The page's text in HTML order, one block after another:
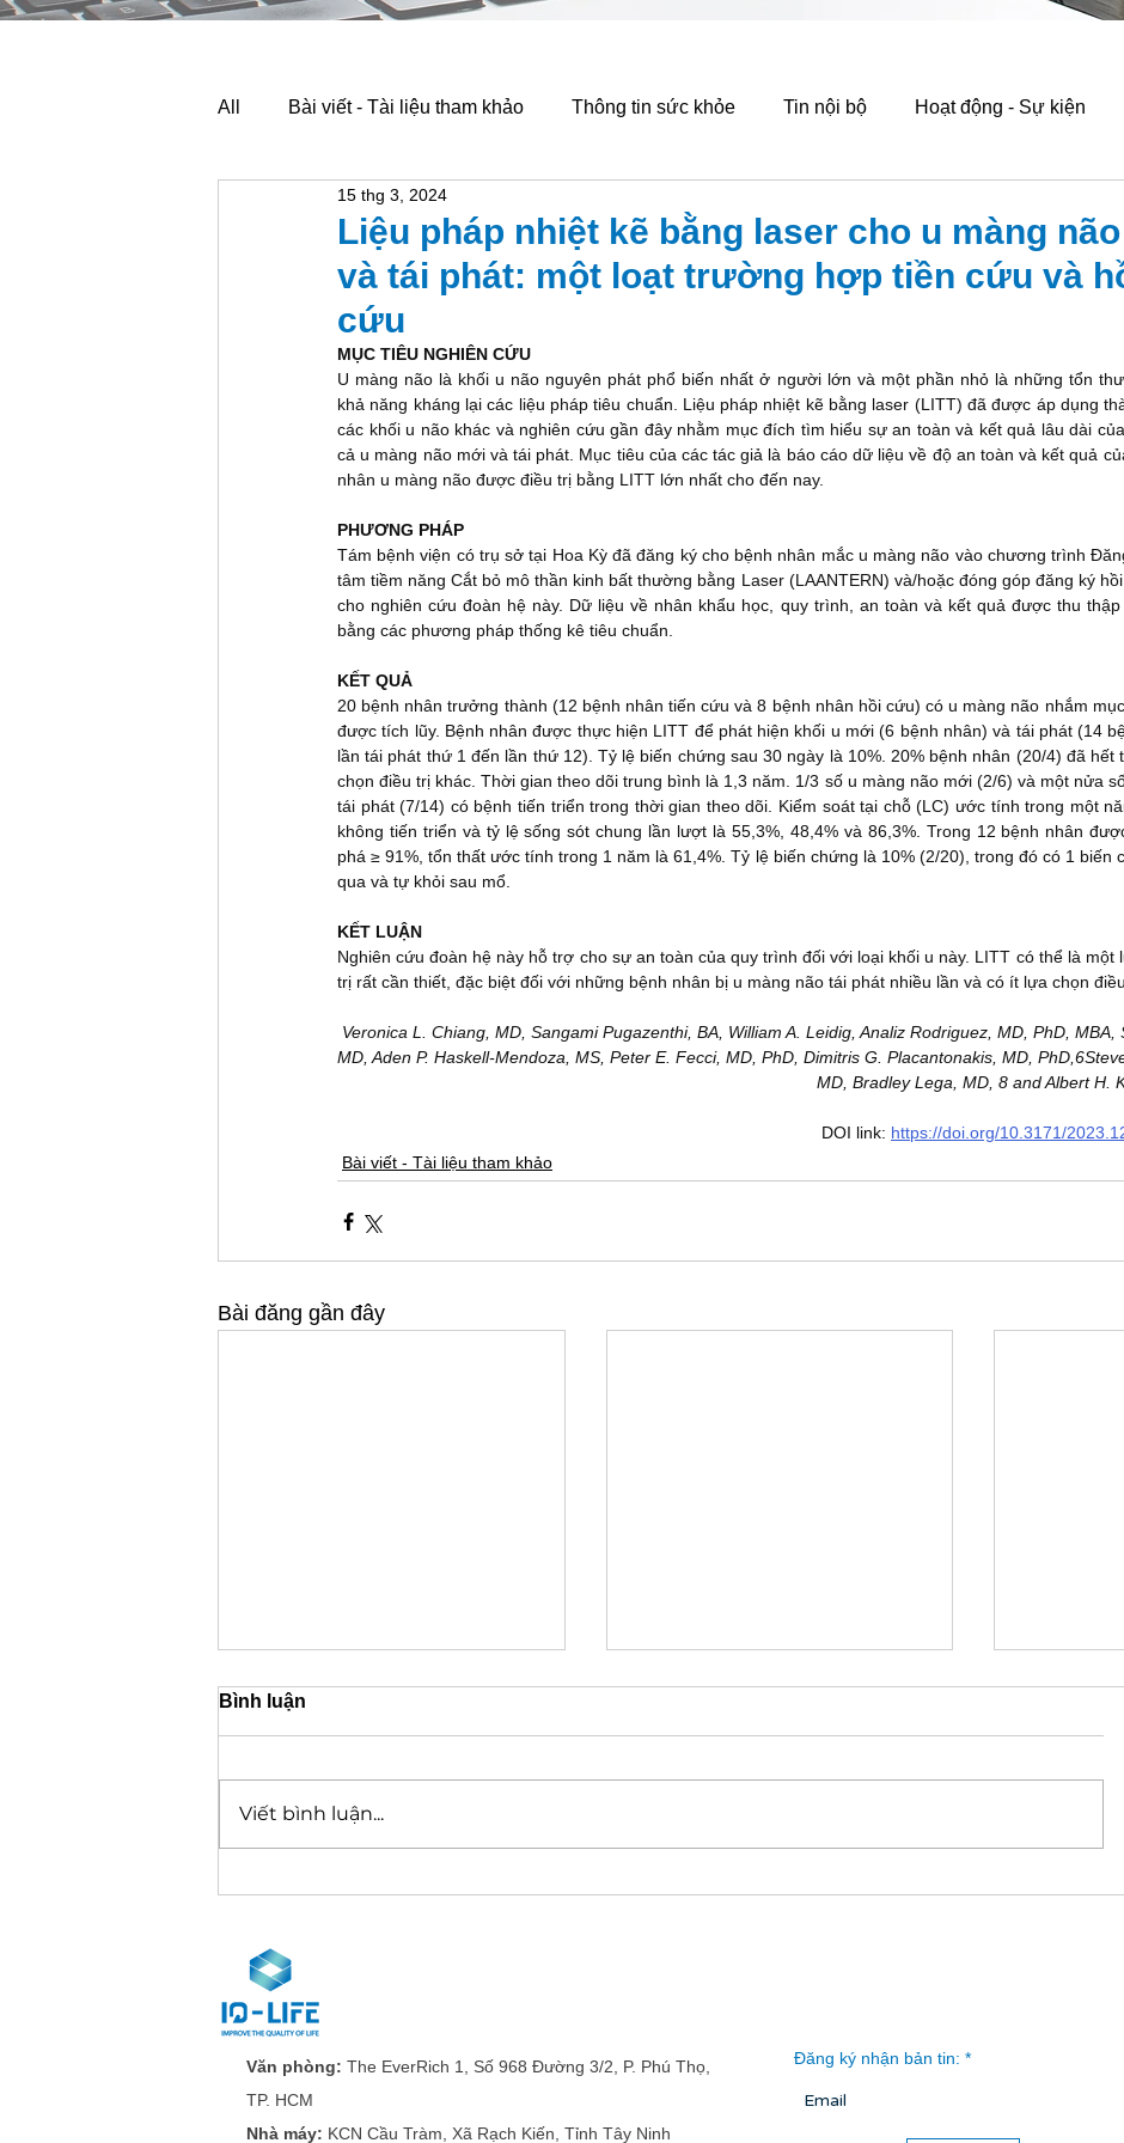
All Bài viết - Tài liệu tham khảo Thông tin sức khỏe Tin nội bộ Hoạt động - Sự kiện
Liệu pháp nhiệt kẽ bằng laser cho u màng
và tái phát: một loạt trường hợp tiền cứu và
cứu
15 thg 3, 2024
MỤC TIÊU NGHIÊN CỨU
U màng não là khối u não nguyên phát phổ biến nhất ở người lớn và một phần nhỏ là những tổn
khả năng kháng lại các liệu pháp tiêu chuẩn. Liệu pháp nhiệt kẽ bằng laser (LITT) đã được áp dụng
các khối u não khác và nghiên cứu gần đây nhằm mục đích tìm hiểu sự an toàn và kết quả lâu dài
cả u màng não mới và tái phát. Mục tiêu của các tác giả là báo cáo dữ liệu về độ an toàn và kết quả
nhân u màng não được điều trị bằng LITT lớn nhất cho đến nay.
PHƯƠNG PHÁP
Tám bệnh viện có trụ sở tại Hoa Kỳ đã đăng ký cho bệnh nhân mắc u màng não vào chương trình
tâm tiềm năng Cắt bỏ mô thần kinh bất thường bằng Laser (LAANTERN) và/hoặc đóng góp đăng ký
cho nghiên cứu đoàn hệ này. Dữ liệu về nhân khẩu học, quy trình, an toàn và kết quả được thu
bằng các phương pháp thống kê tiêu chuẩn.
KẾT QUẢ
20 bệnh nhân trưởng thành (12 bệnh nhân tiến cứu và 8 bệnh nhân hồi cứu) có u màng não nhắm
được tích lũy. Bệnh nhân được thực hiện LITT để phát hiện khối u mới (6 bệnh nhân) và tái phát (14
lần tái phát thứ 1 đến lần thứ 12). Tỷ lệ biến chứng sau 30 ngày là 10%. 20% bệnh nhân (20/4) đã hết
chọn điều trị khác. Thời gian theo dõi trung bình là 1,3 năm. 1/3 số u màng não mới (2/6) và một nửa
tái phát (7/14) có bệnh tiến triển trong thời gian theo dõi. Kiểm soát tại chỗ (LC) ước tính trong một
không tiến triển và tỷ lệ sống sót chung lần lượt là 55,3%, 48,4% và 86,3%. Trong 12 bệnh nhân
phá ≥ 91%, tổn thất ước tính trong 1 năm là 61,4%. Tỷ lệ biến chứng là 10% (2/20), trong đó có 1 biến
qua và tự khỏi sau mổ.
KẾT LUẬN
Nghiên cứu đoàn hệ này hỗ trợ cho sự an toàn của quy trình đối với loại khối u này. LITT có thể là một
trị rất cần thiết, đặc biệt đối với những bệnh nhân bị u màng não tái phát nhiều lần và có ít lựa chọn
Veronica L. Chiang, MD, Sangami Pugazenthi, BA, William A. Leidig, Analiz Rodriguez, MD, PhD, MBA,
MD, Aden P. Haskell-Mendoza, MS, Peter E. Fecci, MD, PhD, Dimitris G. Placantonakis, MD,
MD, Bradley Lega, MD, 8 and Albert H.
DOI link: https://doi.org/10.3171/
Bài viết - Tài liệu tham khảo
Bài đăng gần đây
undergoing lumbar fusion:
propensity score matching
study of 882 patients
Bình luận
Viết bình luận...
Văn phòng: The EverRich 1, Số 968 Đường 3/2, P. Phú Thọ,
TP. HCM
Nhà máy: KCN Cầu Tràm, Xã Rạch Kiến, Tỉnh Tây Ninh
Đăng ký nhận bản tin: